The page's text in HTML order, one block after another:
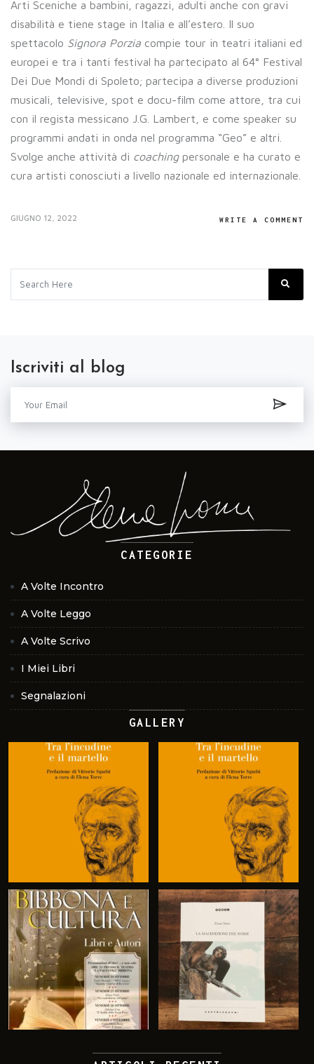
Arti Sceniche a bambini, ragazzi, adulti anche con gravi
disabilità e tiene stage in Italia e all’estero. Il suo
spettacolo Signora Porzia compie tour in teatri italiani ed
europei e tra i tanti festival ha partecipato al 64° Festival
Dei Due Mondi di Spoleto; partecipa a diverse produzioni
musicali, televisive, spot e docu-film come attore, tra cui
con il regista messicano J.G. Lambert, e come speaker su
programmi andati in onda nel programma “Geo” e altri.
Svolge anche attività di coachingpersonale e ha curato e
cura artisti conosciuti a livello nazionale ed internazionale.
GIUGNO 12, 2022 WRITE A COMMENT
Iscriviti al blog
CATEGORIE
A Volte Incontro
A Volte Leggo
A Volte Scrivo
I Miei Libri
Segnalazioni
GALLERY